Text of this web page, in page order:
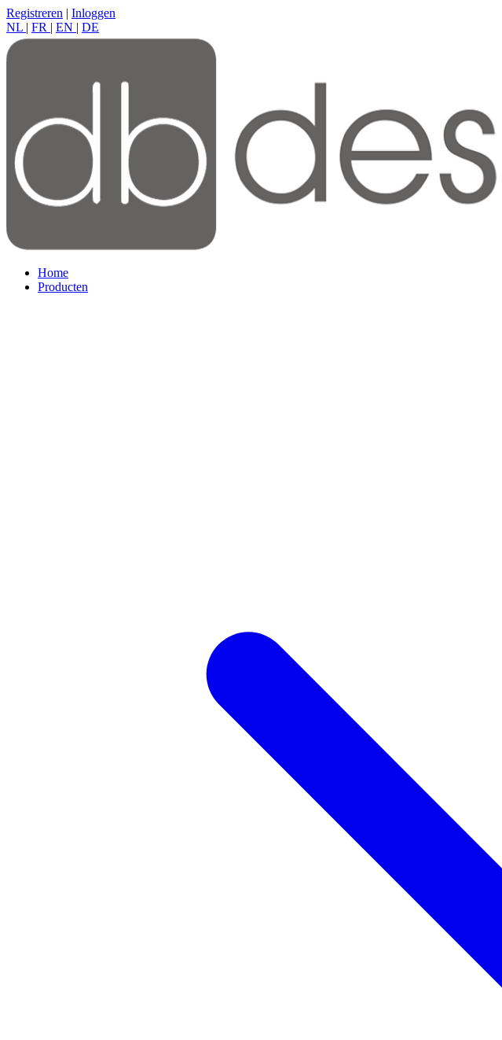
Registreren | Inloggen
NL | FR | EN | DE
Home
Producten